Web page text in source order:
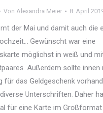
Von Alexandra Meier 8. April
der Mai und damit auch die
Gewünscht war eine
möglichst in weiß und
Außerdem sollte innen
für das Geldgeschenk
Unterschriften. Daher
für eine Karte im